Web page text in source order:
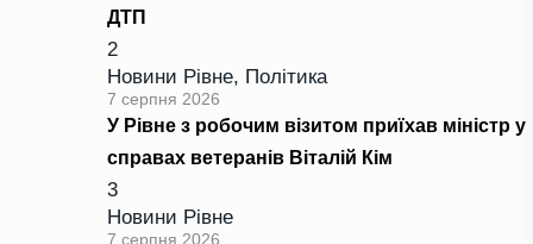
ДТП
2
Новини Рівне, Політика
7 серпня 2026
У Рівне з робочим візитом приїхав міністр у
справах ветеранів Віталій Кім
3
Новини Рівне
7 серпня 2026